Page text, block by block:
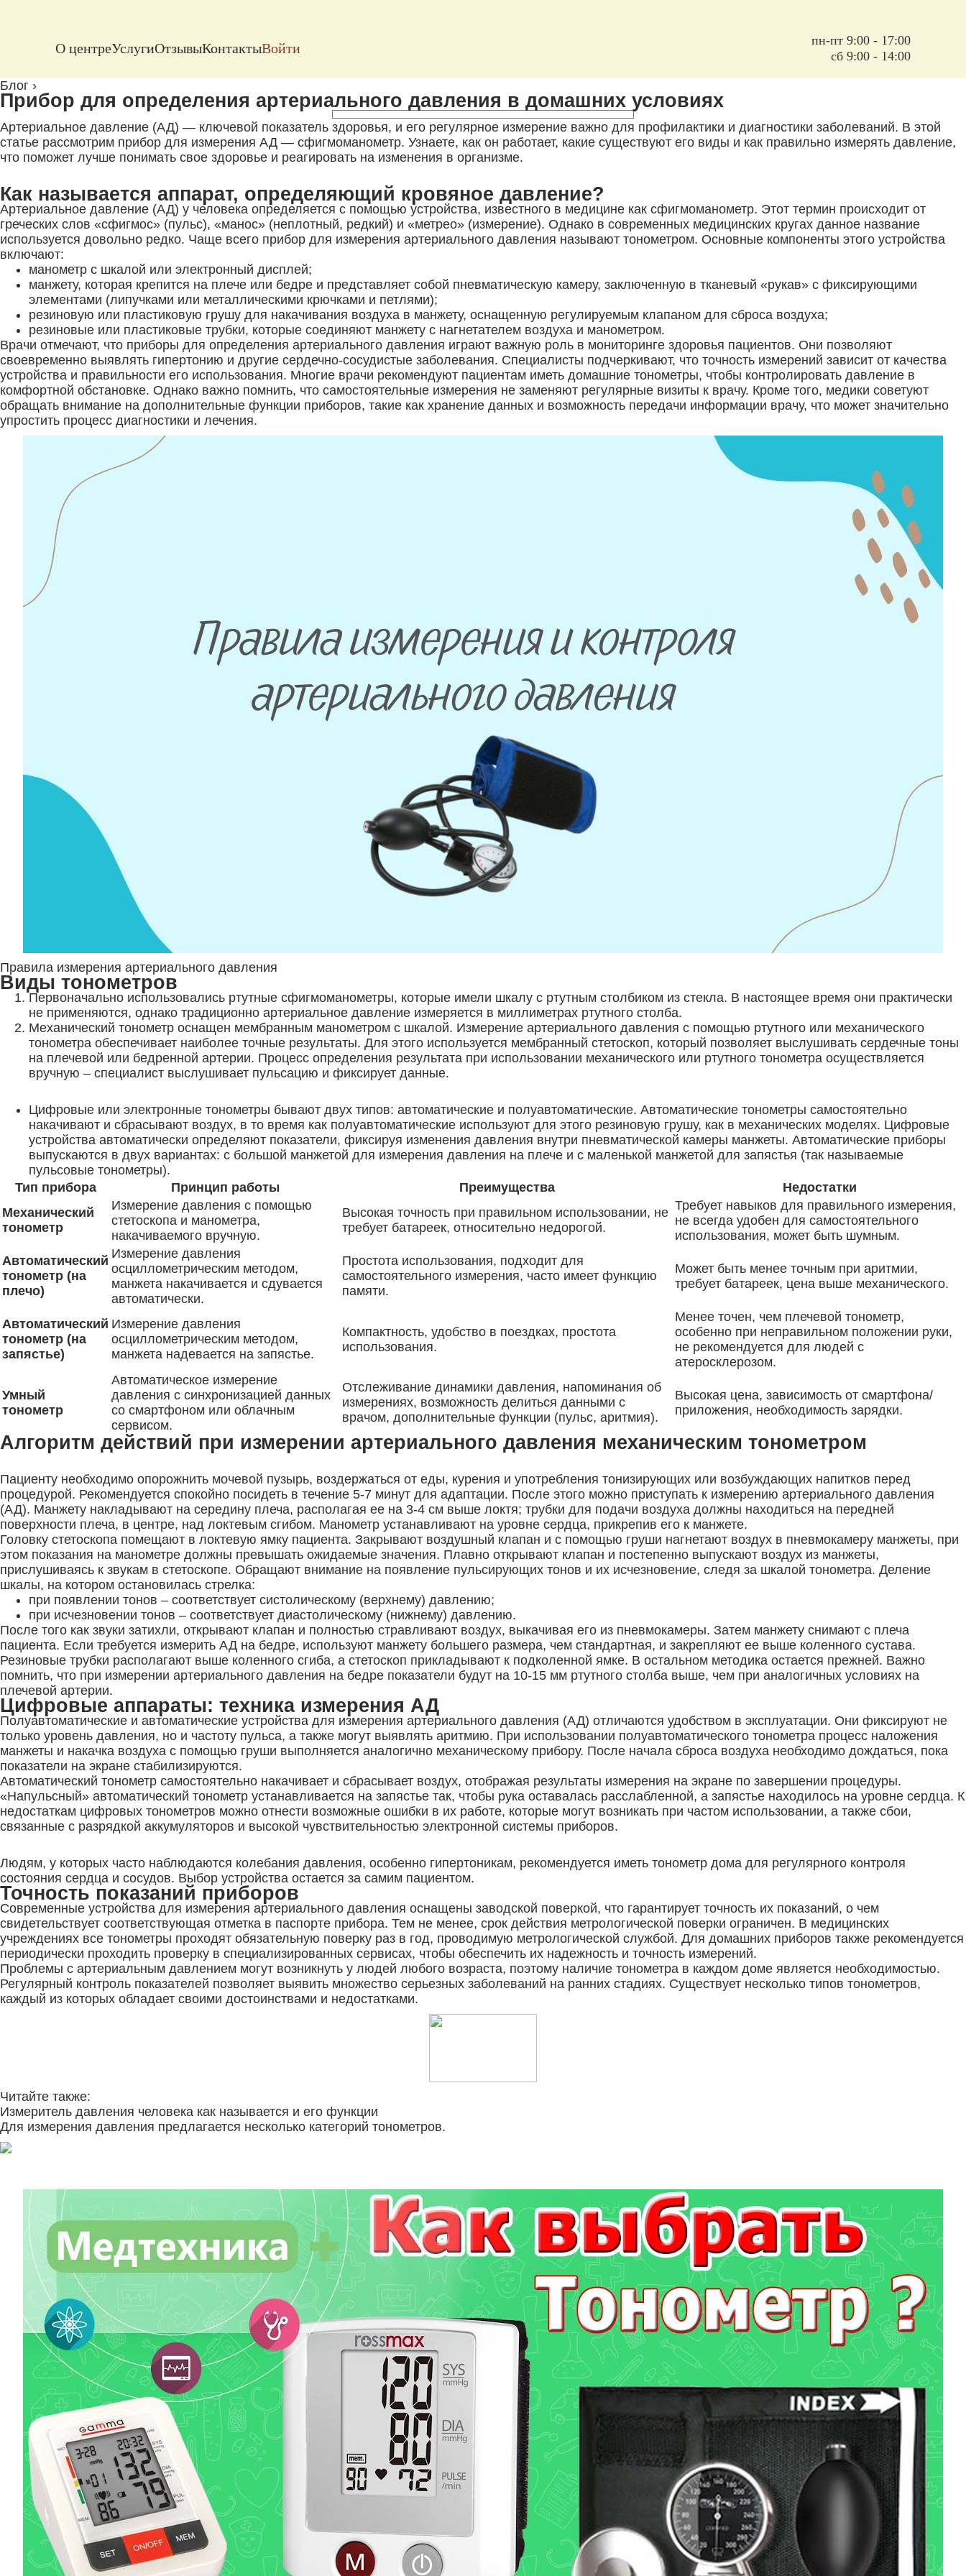
О центреУслугиОтзывыКонтактыВойти
пн-пт 9:00 - 17:00
сб 9:00 - 14:00
Блог ›
Прибор для определения артериального давления в домашних условиях
Артериальное давление (АД) — ключевой показатель здоровья, и его регулярное измерение важно для профилактики и диагностики заболеваний. В этой
статье рассмотрим прибор для измерения АД — сфигмоманометр. Узнаете, как он работает, какие существуют его виды и как правильно измерять давление,
что поможет лучше понимать свое здоровье и реагировать на изменения в организме.
Как называется аппарат, определяющий кровяное давление?
Артериальное давление (АД) у человека определяется с помощью устройства, известного в медицине как сфигмоманометр. Этот термин происходит от
греческих слов «сфигмос» (пульс), «манос» (неплотный, редкий) и «метрео» (измерение). Однако в современных медицинских кругах данное название
используется довольно редко. Чаще всего прибор для измерения артериального давления называют тонометром. Основные компоненты этого устройства
включают:
манометр с шкалой или электронный дисплей;
манжету, которая крепится на плече или бедре и представляет собой пневматическую камеру, заключенную в тканевый «рукав» с фиксирующими
элементами (липучками или металлическими крючками и петлями);
резиновую или пластиковую грушу для накачивания воздуха в манжету, оснащенную регулируемым клапаном для сброса воздуха;
резиновые или пластиковые трубки, которые соединяют манжету с нагнетателем воздуха и манометром.
Врачи отмечают, что приборы для определения артериального давления играют важную роль в мониторинге здоровья пациентов. Они позволяют
своевременно выявлять гипертонию и другие сердечно-сосудистые заболевания. Специалисты подчеркивают, что точность измерений зависит от качества
устройства и правильности его использования. Многие врачи рекомендуют пациентам иметь домашние тонометры, чтобы контролировать давление в
комфортной обстановке. Однако важно помнить, что самостоятельные измерения не заменяют регулярные визиты к врачу. Кроме того, медики советуют
обращать внимание на дополнительные функции приборов, такие как хранение данных и возможность передачи информации врачу, что может значительно
упростить процесс диагностики и лечения.
Правила измерения артериального давления
Виды тонометров
Первоначально использовались ртутные сфигмоманометры, которые имели шкалу с ртутным столбиком из стекла. В настоящее время они практически
не применяются, однако традиционно артериальное давление измеряется в миллиметрах ртутного столба.
Механический тонометр оснащен мембранным манометром с шкалой. Измерение артериального давления с помощью ртутного или механического
тонометра обеспечивает наиболее точные результаты. Для этого используется мембранный стетоскоп, который позволяет выслушивать сердечные тоны
на плечевой или бедренной артерии. Процесс определения результата при использовании механического или ртутного тонометра осуществляется
вручную – специалист выслушивает пульсацию и фиксирует данные.
Цифровые или электронные тонометры бывают двух типов: автоматические и полуавтоматические. Автоматические тонометры самостоятельно
накачивают и сбрасывают воздух, в то время как полуавтоматические используют для этого резиновую грушу, как в механических моделях. Цифровые
устройства автоматически определяют показатели, фиксируя изменения давления внутри пневматической камеры манжеты. Автоматические приборы
выпускаются в двух вариантах: с большой манжетой для измерения давления на плече и с маленькой манжетой для запястья (так называемые
пульсовые тонометры).
Тип прибора
Принцип работы Преимущества
Недостатки
Механический
тонометр
Измерение давления с помощью
стетоскопа и манометра,
накачиваемого вручную.
Высокая точность при правильном использовании, не
требует батареек, относительно недорогой.
Требует навыков для правильного измерения,
не всегда удобен для самостоятельного
использования, может быть шумным.
Автоматический
тонометр (на
плечо)
Измерение давления
осциллометрическим методом,
манжета накачивается и сдувается
автоматически.
Простота использования, подходит для
самостоятельного измерения, часто имеет функцию
памяти.
Может быть менее точным при аритмии,
требует батареек, цена выше механического.
Автоматический
тонометр (на
запястье)
Измерение давления
осциллометрическим методом,
манжета надевается на запястье.
Компактность, удобство в поездках, простота
использования.
Менее точен, чем плечевой тонометр,
особенно при неправильном положении руки,
не рекомендуется для людей с
атеросклерозом.
Умный
тонометр
Автоматическое измерение
давления с синхронизацией данных
со смартфоном или облачным
сервисом.
Отслеживание динамики давления, напоминания об
измерениях, возможность делиться данными с
врачом, дополнительные функции (пульс, аритмия).
Высокая цена, зависимость от смартфона/
приложения, необходимость зарядки.
Алгоритм действий при измерении артериального давления механическим тонометром
Пациенту необходимо опорожнить мочевой пузырь, воздержаться от еды, курения и употребления тонизирующих или возбуждающих напитков перед
процедурой. Рекомендуется спокойно посидеть в течение 5-7 минут для адаптации. После этого можно приступать к измерению артериального давления
(АД). Манжету накладывают на середину плеча, располагая ее на 3-4 см выше локтя; трубки для подачи воздуха должны находиться на передней
поверхности плеча, в центре, над локтевым сгибом. Манометр устанавливают на уровне сердца, прикрепив его к манжете.
Головку стетоскопа помещают в локтевую ямку пациента. Закрывают воздушный клапан и с помощью груши нагнетают воздух в пневмокамеру манжеты, при
этом показания на манометре должны превышать ожидаемые значения. Плавно открывают клапан и постепенно выпускают воздух из манжеты,
прислушиваясь к звукам в стетоскопе. Обращают внимание на появление пульсирующих тонов и их исчезновение, следя за шкалой тонометра. Деление
шкалы, на котором остановилась стрелка:
при появлении тонов – соответствует систолическому (верхнему) давлению;
при исчезновении тонов – соответствует диастолическому (нижнему) давлению.
После того как звуки затихли, открывают клапан и полностью стравливают воздух, выкачивая его из пневмокамеры. Затем манжету снимают с плеча
пациента. Если требуется измерить АД на бедре, используют манжету большего размера, чем стандартная, и закрепляют ее выше коленного сустава.
Резиновые трубки располагают выше коленного сгиба, а стетоскоп прикладывают к подколенной ямке. В остальном методика остается прежней. Важно
помнить, что при измерении артериального давления на бедре показатели будут на 10-15 мм ртутного столба выше, чем при аналогичных условиях на
плечевой артерии.
Цифровые аппараты: техника измерения АД
Полуавтоматические и автоматические устройства для измерения артериального давления (АД) отличаются удобством в эксплуатации. Они фиксируют не
только уровень давления, но и частоту пульса, а также могут выявлять аритмию. При использовании полуавтоматического тонометра процесс наложения
манжеты и накачка воздуха с помощью груши выполняется аналогично механическому прибору. После начала сброса воздуха необходимо дождаться, пока
показатели на экране стабилизируются.
Автоматический тонометр самостоятельно накачивает и сбрасывает воздух, отображая результаты измерения на экране по завершении процедуры.
«Напульсный» автоматический тонометр устанавливается на запястье так, чтобы рука оставалась расслабленной, а запястье находилось на уровне сердца. К
недостаткам цифровых тонометров можно отнести возможные ошибки в их работе, которые могут возникать при частом использовании, а также сбои,
связанные с разрядкой аккумуляторов и высокой чувствительностью электронной системы приборов.
Людям, у которых часто наблюдаются колебания давления, особенно гипертоникам, рекомендуется иметь тонометр дома для регулярного контроля
состояния сердца и сосудов. Выбор устройства остается за самим пациентом.
Точность показаний приборов
Современные устройства для измерения артериального давления оснащены заводской поверкой, что гарантирует точность их показаний, о чем
свидетельствует соответствующая отметка в паспорте прибора. Тем не менее, срок действия метрологической поверки ограничен. В медицинских
учреждениях все тонометры проходят обязательную поверку раз в год, проводимую метрологической службой. Для домашних приборов также рекомендуется
периодически проходить проверку в специализированных сервисах, чтобы обеспечить их надежность и точность измерений.
Проблемы с артериальным давлением могут возникнуть у людей любого возраста, поэтому наличие тонометра в каждом доме является необходимостью.
Регулярный контроль показателей позволяет выявить множество серьезных заболеваний на ранних стадиях. Существует несколько типов тонометров,
каждый из которых обладает своими достоинствами и недостатками.
Читайте также:
Измеритель давления человека как называется и его функции
Для измерения давления предлагается несколько категорий тонометров.